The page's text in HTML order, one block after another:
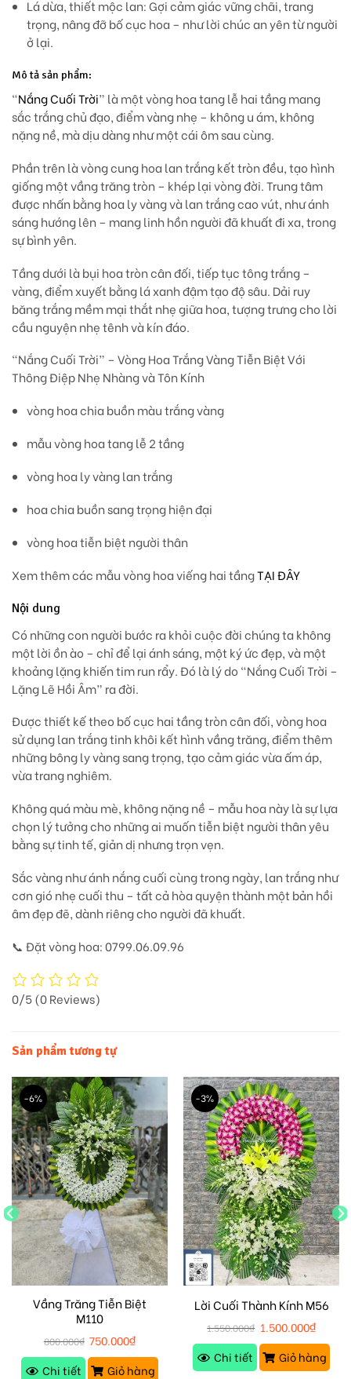
Lá dừa, thiết mộc lan:Gợi cảm giác vững chãi, trang
trọng, nâng đỡ bố cục hoa – như lời chúc an yên từ người
ở lại.
Mô tả sản phẩm:
“Nắng Cuối Trời” là một vòng hoa tang lễ hai tầng mang
sắc trắng chủ đạo, điểm vàng nhẹ – không u ám, không
nặng nề, mà dịu dàng như một cái ôm sau cùng.
Phần trên là vòng cung hoalan trắng kết tròn đều, tạo hình
giống một vầng trăng tròn – khép lại vòng đời. Trung tâm
được nhấn bằnghoa ly vàngvà lan trắng cao vút, như ánh
sáng hướng lên – mang linh hồn người đã khuất đi xa, trong
sự bình yên.
Tầng dưới là bụi hoa tròn cân đối, tiếp tục tông trắng –
vàng, điểm xuyết bằng lá xanh đậm tạo độ sâu. Dải ruy
băng trắng mềm mại thắt nhẹ giữa hoa, tượng trưng cho lời
cầu nguyện nhẹ tênh và kín đáo.
“Nắng Cuối Trời” – Vòng Hoa Trắng Vàng Tiễn Biệt Với
Thông Điệp Nhẹ Nhàng và Tôn Kính
vòng hoa chia buồn màu trắng vàng
mẫu vòng hoa tang lễ 2 tầng
vòng hoa ly vàng lan trắng
hoa chia buồn sang trọng hiện đại
vòng hoa tiễn biệt người thân
Xem thêm các mẫu vòng hoa viếng hai tầngTẠI ĐÂY
Nội dung
Có những con người bước ra khỏi cuộc đời chúng ta không
một lời ồn ào – chỉ để lại ánh sáng, một ký ức đẹp, và một
khoảng lặng khiến tim run rẩy. Đó là lý do “Nắng Cuối Trời –
Lặng Lẽ Hồi Âm” ra đời.
Được thiết kế theo bố cục hai tầng tròn cân đối, vòng hoa
sử dụnglan trắng tinh khôi kết hình vầng trăng, điểm thêm
nhữngbông ly vàng sang trọng, tạo cảm giác vừa ấm áp,
vừa trang nghiêm.
Không quá màu mè, không nặng nề – mẫu hoa này là sự lựa
chọn lý tưởng cho những ai muốn tiễn biệt người thân yêu
bằng sự tinh tế, giản dị nhưng trọn vẹn.
Sắc vàng như ánh nắng cuối cùng trong ngày, lan trắng như
cơn gió nhẹ cuối thu – tất cả hòa quyện thànhmột bản hồi
âm đẹp đẽ, dành riêng cho người đã khuất.
📞 Đặt vòng hoa: 0799.06.09.96
0/5(0 Reviews)
Sản phẩm tương tự
-6%
Vầng Trăng Tiễn Biệt
M110
800.000₫ 750.000₫
Chi tiết
Giỏ hàng
-3%
Lời Cuối Thành Kính M56
1.550.000₫ 1.500.000₫
Chi tiết
Giỏ hàng